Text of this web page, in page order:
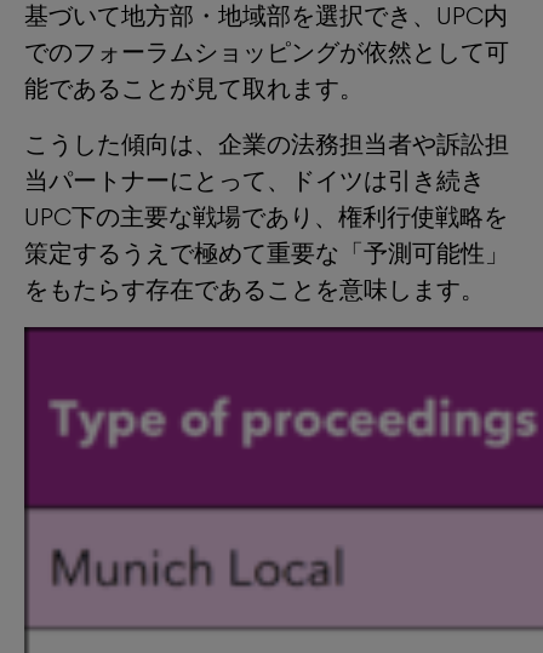
基づいて地方部・地域部を選択でき、UPC内
でのフォーラムショッピングが依然として可
能であることが見て取れます。
こうした傾向は、企業の法務担当者や訴訟担
当パートナーにとって、ドイツは引き続き
UPC下の主要な戦場であり、権利行使戦略を
策定するうえで極めて重要な「予測可能性」
をもたらす存在であることを意味します。